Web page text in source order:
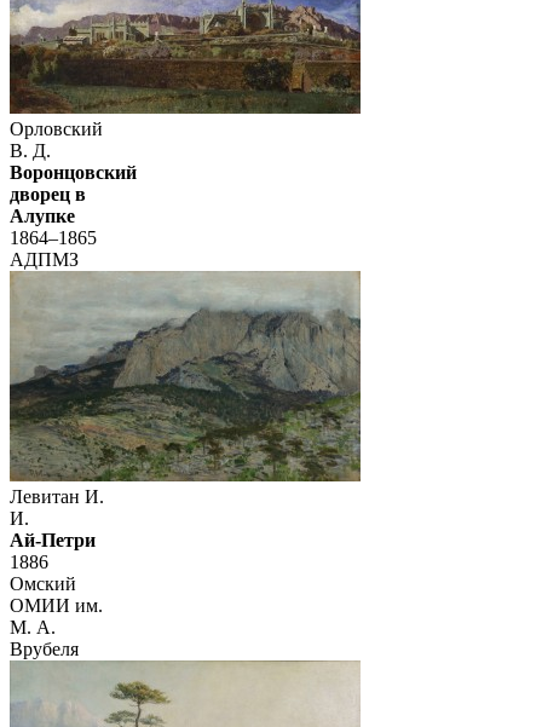
Орловский
В. Д.
Воронцовский
дворец в
Алупке
1864–1865
АДПМЗ
Левитан И.
И.
Ай-Петри
1886
Омский
ОМИИ им.
М. А.
Врубеля